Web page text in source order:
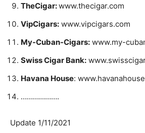
TheCigar:www.thecigar.com
VipCigars: www.vipcigars.com
My-Cuban-Cigars: www.my-
Swiss Cigar Bank:
Havana House:
……………….
Update 1/11/2021